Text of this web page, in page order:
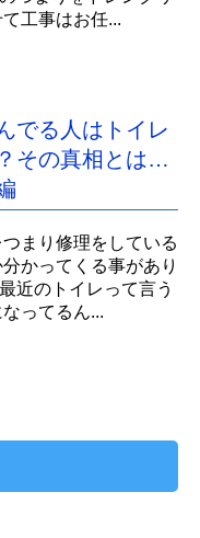
工事はお任...
でる人はトイレ
その真相とは…
まり修理をしている
かってくる事があり
近のトイレって言う
ってるん...